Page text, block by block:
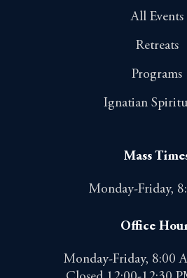
All Events
Retreats
Programs
Ignatian
Mass
Monday-Friday,
Office
Monday-Friday, 8:00